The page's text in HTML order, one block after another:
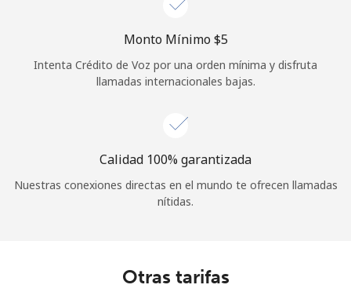
Continuar con
Monto Mínimo ⁦$5⁩
Intenta Crédito de Voz por una orden mínima y disfruta
llamadas internacionales bajas.
Calidad 100% garantizada
Nuestras conexiones directas en el mundo te ofrecen llamadas
nítidas.
Otras tarifas